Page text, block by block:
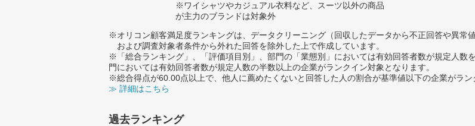
※ワイシャツやカジュアル衣料など、スーツ以外の商品
が主力のブランドは対象外
※オリコン顧客満足度ランキングは、データクリーニング（回収したデータから不正回答や異常値
および調査対象者条件から外れた回答を除外した上で作成しています。
※「総合ランキング」、「評価項目別」、部門の「業態別」においては有効回答者数が規定人数
門においては有効回答者数が規定人数の半数以上の企業がランクイン対象となります。
※総合得点が60.00点以上で、他人に薦めたくないと回答した人の割合が基準値以下の企業がラン
≫ 詳細はこちら
過去ランキング